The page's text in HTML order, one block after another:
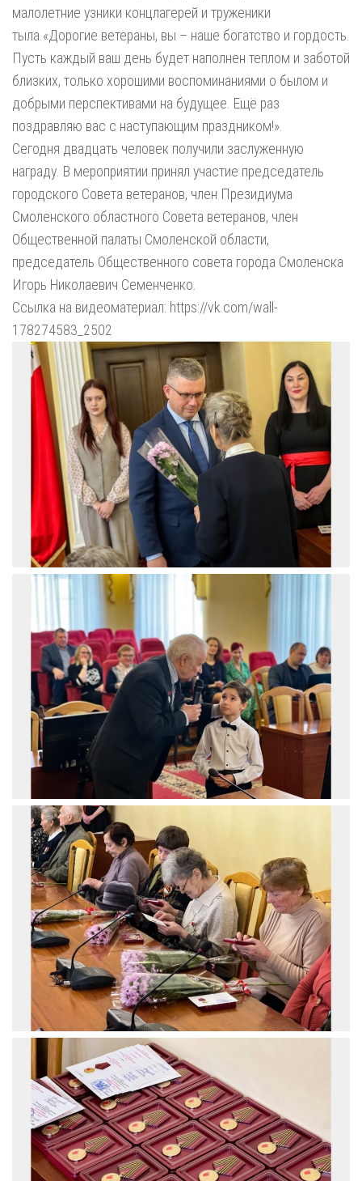
малолетние узники концлагерей и труженики
тыла.«Дорогие ветераны, вы – наше богатство и гордость.
Пусть каждый ваш день будет наполнен теплом и заботой
близких, только хорошими воспоминаниями о былом и
добрыми перспективами на будущее. Ещё раз
поздравляю вас с наступающим праздником!».
Сегодня двадцать человек получили заслуженную
награду. В мероприятии принял участие председатель
городского Совета ветеранов, член Президиума
Смоленского областного Совета ветеранов, член
Общественной палаты Смоленской области,
председатель Общественного совета города Смоленска
Игорь Николаевич Семенченко.
Ссылка на видеоматериал: https://vk.com/wall-
178274583_2502